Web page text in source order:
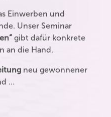
Einwerben und
Unser Seminar
gibt dafür konkrete
an die Hand.
neu gewonnener
…